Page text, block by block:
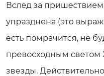
Вслед за пришествием
упразднена (это
есть помрачится, не
превосходным светом
звезды.